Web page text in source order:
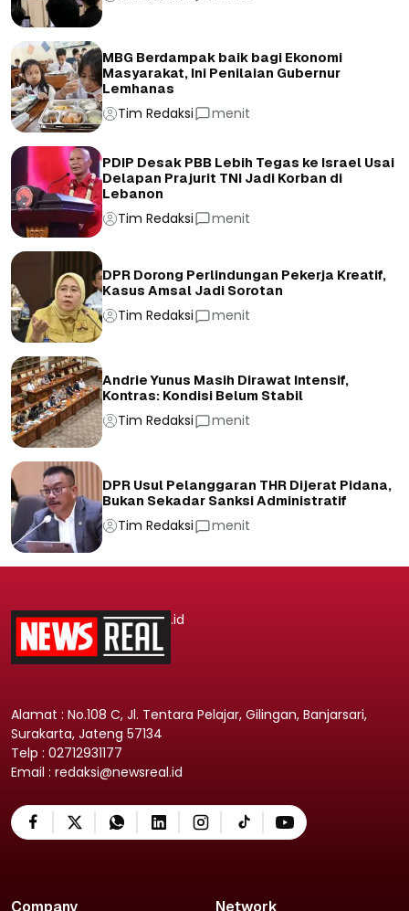
MBG Berdampak baik bagi Ekonomi
Masyarakat, Ini Penilaian Gubernur
Lemhanas
Tim Redaksi menit
PDIP Desak PBB Lebih Tegas ke Israel Usai
Delapan Prajurit TNI Jadi Korban di
Lebanon
Tim Redaksi menit
DPR Dorong Perlindungan Pekerja Kreatif,
Kasus Amsal Jadi Sorotan
Tim Redaksi menit
Andrie Yunus Masih Dirawat Intensif,
Kontras: Kondisi Belum Stabil
Tim Redaksi menit
DPR Usul Pelanggaran THR Dijerat Pidana,
Bukan Sekadar Sanksi Administratif
Tim Redaksi menit
.id
Alamat : No.108 C, Jl. Tentara Pelajar, Gilingan, Banjarsari,
Surakarta, Jateng 57134
Telp : 02712931177
Email : redaksi@newsreal.id
Company Network